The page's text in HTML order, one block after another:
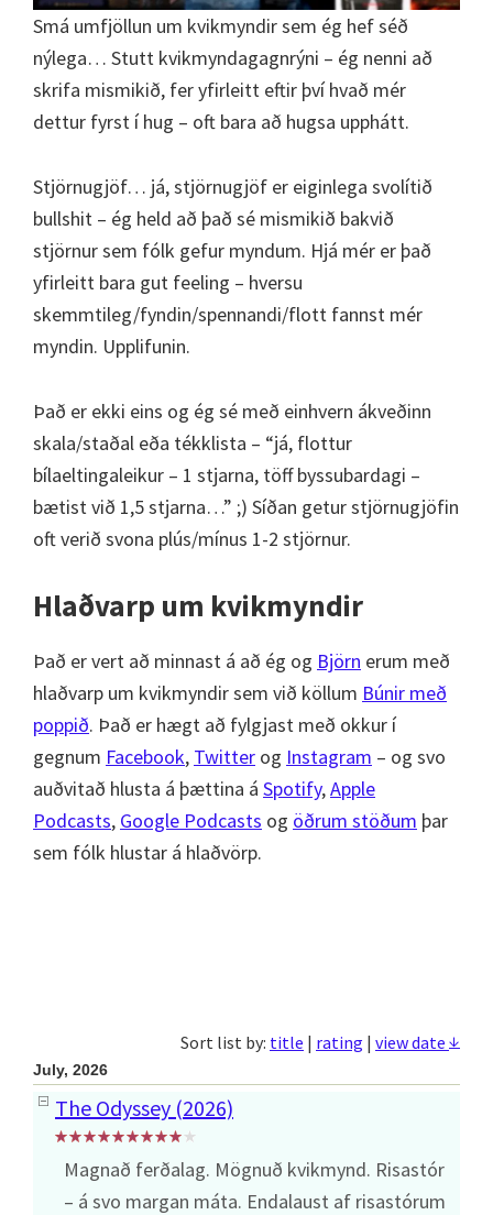
Smá umfjöllun um kvikmyndir sem ég hef séð
nýlega… Stutt kvikmyndagagnrýni – ég nenni að
skrifa mismikið, fer yfirleitt eftir því hvað mér
dettur fyrst í hug – oft bara að hugsa upphátt.
Stjörnugjöf… já, stjörnugjöf er eiginlega svolítið
bullshit – ég held að það sé mismikið bakvið
stjörnur sem fólk gefur myndum. Hjá mér er það
yfirleitt bara gut feeling – hversu
skemmtileg/fyndin/spennandi/flott fannst mér
myndin. Upplifunin.
Það er ekki eins og ég sé með einhvern ákveðinn
skala/staðal eða tékklista – “já, flottur
bílaeltingaleikur – 1 stjarna, töff byssubardagi –
bætist við 1,5 stjarna…” ;) Síðan getur stjörnugjöfin
oft verið svona plús/mínus 1-2 stjörnur.
Hlaðvarp um kvikmyndir
Það er vert að minnast á að ég og Björn erum með
hlaðvarp um kvikmyndir sem við köllum Búnir með
poppið. Það er hægt að fylgjast með okkur í
gegnum Facebook, Twitter og Instagram – og svo
auðvitað hlusta á þættina á Spotify,Apple
Podcasts, Google Podcasts og öðrum stöðum þar
sem fólk hlustar á hlaðvörp.
Sort list by: title | rating | view date ↓
July, 2026
The Odyssey (2026)
Magnað ferðalag. Mögnuð kvikmynd. Risastór
– á svo margan máta. Endalaust af risastórum